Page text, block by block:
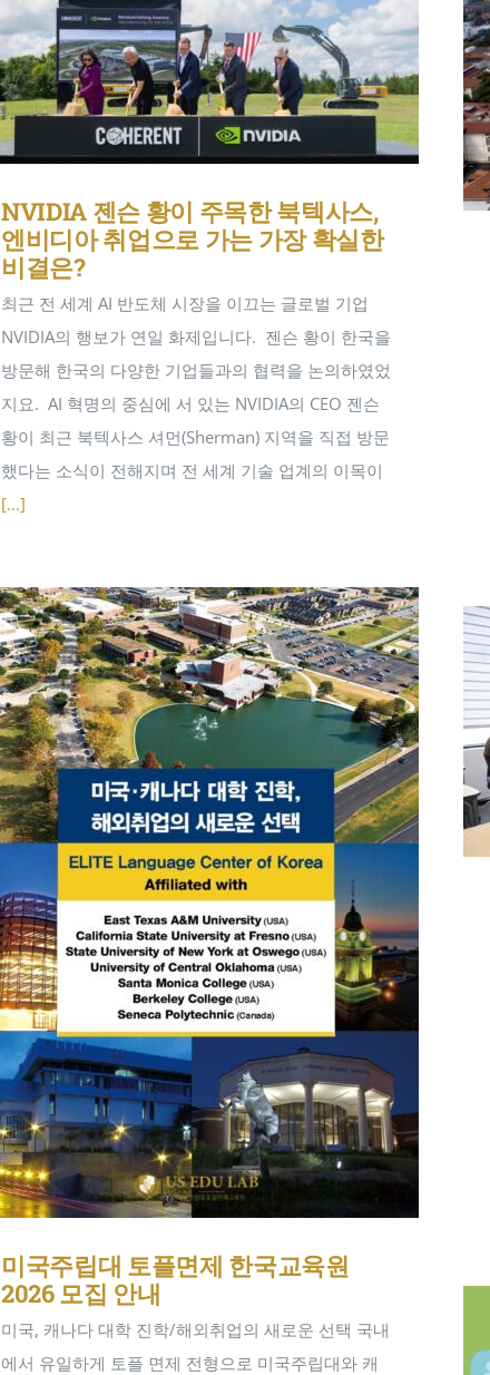
NVIDIA 젠슨 황이 주목한 북텍사스,
엔비디아 취업으로 가는 가장 확실한
비결은?
최근 전 세계 AI 반도체 시장을 이끄는 글로벌 기업
NVIDIA의 행보가 연일 화제입니다. ​ 젠슨 황이 한국을
방문해 한국의 다양한 기업들과의 협력을 논의하였었
지요. ​ AI 혁명의 중심에 서 있는 NVIDIA의 CEO 젠슨
황이 최근 북텍사스 셔먼(Sherman) 지역을 직접 방문
했다는 소식이 전해지며 전 세계 기술 업계의 이목이
[...]
미국주립대 토플면제 한국교육원
2026 모집 안내
미국, 캐나다 대학 진학/해외취업의 새로운 선택 국내
에서 유일하게 토플 면제 전형으로 미국주립대와 캐